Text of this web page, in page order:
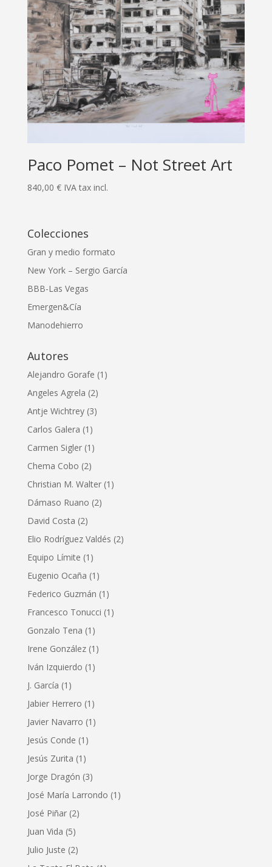
Paco Pomet – Not Street Art
840,00 € IVA tax incl.
Colecciones
Gran y medio formato
New York – Sergio García
BBB-Las Vegas
Emergen&Cía
Manodehierro
Autores
Alejandro Gorafe (1)
Angeles Agrela (2)
Antje Wichtrey (3)
Carlos Galera (1)
Carmen Sigler (1)
Chema Cobo (2)
Christian M. Walter (1)
Dámaso Ruano (2)
David Costa (2)
Elio Rodríguez Valdés (2)
Equipo Límite (1)
Eugenio Ocaña (1)
Federico Guzmán (1)
Francesco Tonucci (1)
Gonzalo Tena (1)
Irene González (1)
Iván Izquierdo (1)
J. García (1)
Jabier Herrero (1)
Javier Navarro (1)
Jesús Conde (1)
Jesús Zurita (1)
Jorge Dragón (3)
José María Larrondo (1)
José Piñar (2)
Juan Vida (5)
Julio Juste (2)